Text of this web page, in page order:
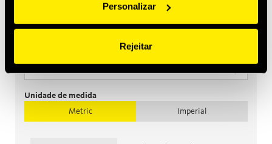
Personalizar
Rejeitar
Fêmea
Unidade de medida
Metric
Imperial